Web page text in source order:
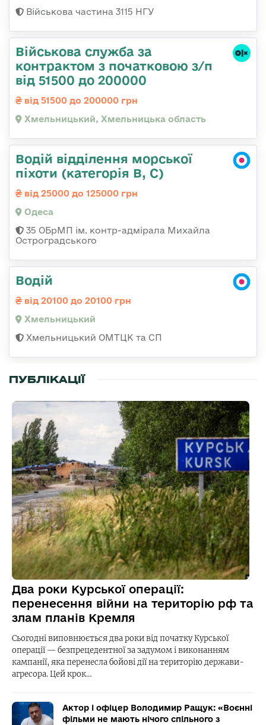
Військова частина 3115 НГУ
Військова служба за
контрактом з початковою з/п
від 51500 до 200000
від 51500 до 200000 грн
Хмельницький, Хмельницька область
Водій відділення морської
піхоти (категорія B, C)
від 25000 до 125000 грн
Одеса
35 ОБрМП ім. контр-адмірала Михайла
Остроградського
Водій
від 20100 до 20100 грн
Хмельницький
Хмельницький ОМТЦК та СП
ПУБЛІКАЦІЇ
Два роки Курської операції:
перенесення війни на територію рф та
злам планів Кремля
Сьогодні виповнюється два роки від початку Курської
операції — безпрецедентної за задумом і виконанням
кампанії, яка перенесла бойові дії на територію держави-
агресора. Цей крок…
Актор і офіцер Володимир Ращук: «Воєнні
фільми не мають нічого спільного з